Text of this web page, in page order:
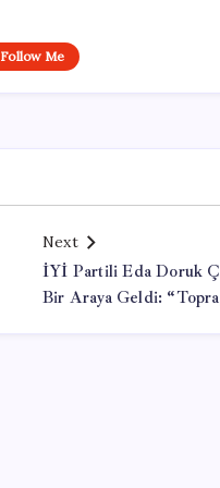
Follow Me
Next
İYİ Partili Eda Doruk
Bir Araya Geldi: